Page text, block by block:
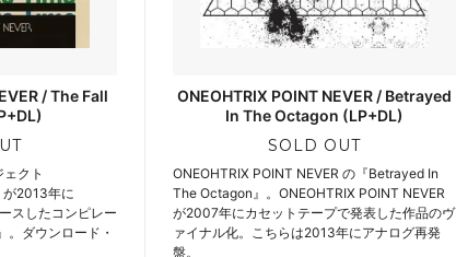
/ The Fall
クト
が2013年に
スしたコンピレー
ダウンロード・
ONEOHTRIX POINT NEVER / Betrayed
In The Octagon (LP+DL)
SOLD OUT
ONEOHTRIX POINT NEVER の『Betrayed In
The Octagon』。ONEOHTRIX POINT NEVER
が2007年にカセットテープで発表した作品のヴ
ァイナル化。こちらは2013年にアナログ再発
盤。